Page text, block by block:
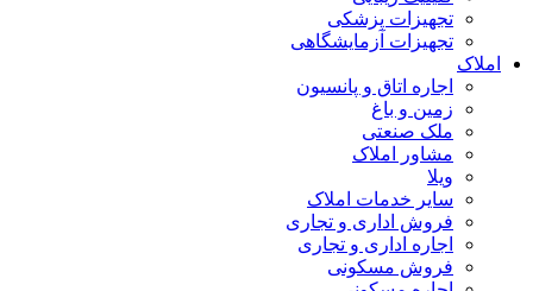
تجهیزات پزشکی
تجهیزات آزمایشگاهی
املاک
اجاره اتاق و پانسیون
زمین و باغ
ملک صنعتی
مشاور املاک
ویلا
سایر خدمات املاک
فروش اداری و تجاری
اجاره اداری و تجاری
فروش مسکونی